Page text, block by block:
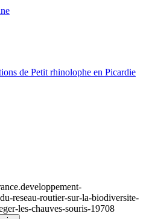
de Petit rhinolophe en Picardie
reseau-routier-sur-la-biodiversite-
les-chauves-souris-19708